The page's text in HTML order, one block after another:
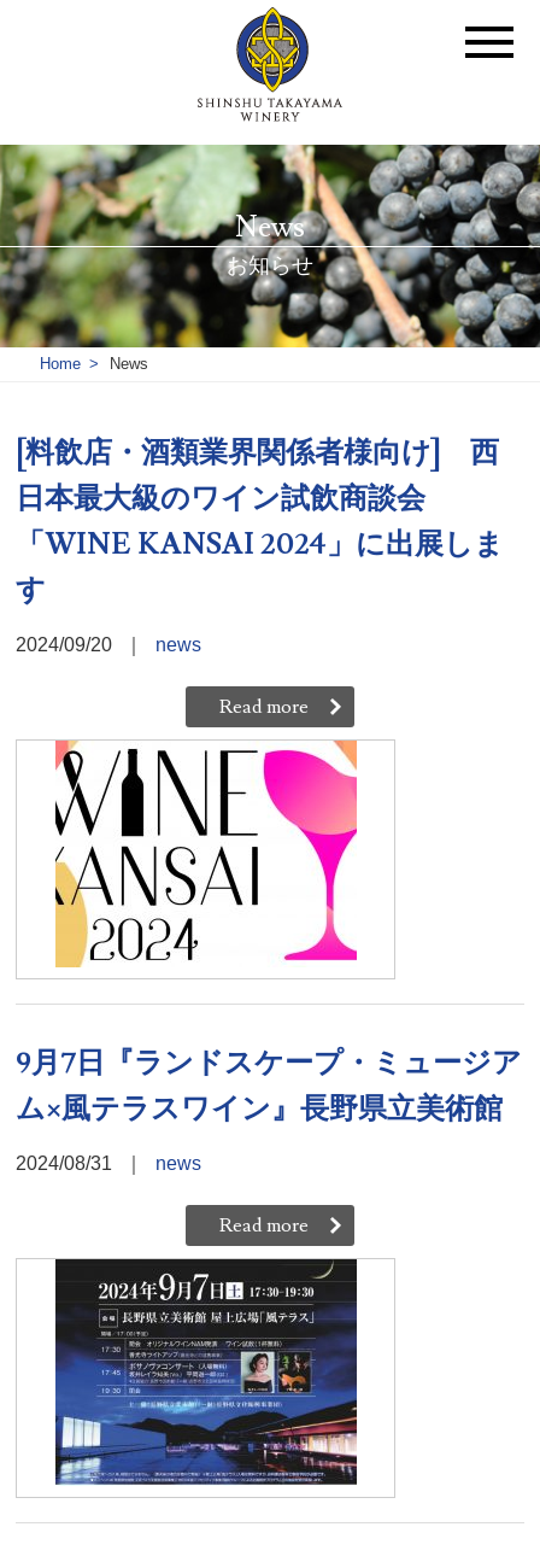
News
お知らせ
Home News
[料飲店・酒類業界関係者様向け] 西
日本最大級のワイン試飲商談会
「WINE KANSAI 2024」に出展しま
す
2024/09/20 news
Read more
9月7日『ランドスケープ・ミュージア
ム×風テラスワイン』長野県立美術館
2024/08/31 news
Read more